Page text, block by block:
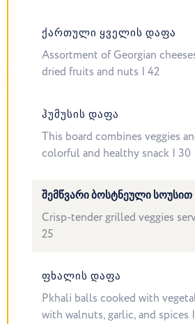
ᲥᲐᲠᲗᲣᲚᲘ ᲧᲕᲔᲚᲘᲡ ᲓᲐᲤᲐ
Assortment of Georgian
dried fruits and nuts | 42
ᲰᲣᲛᲣᲡᲘᲡ ᲓᲐᲤᲐ
This board combines veggies
colorful and healthy snack | 30
ᲨᲔᲛᲬᲕᲐᲠᲘ ᲑᲝᲡᲢᲜᲔᲣᲚᲘ ᲡᲝᲣᲡᲘᲗ
Crisp-tender grilled veggies
25
ᲤᲮᲐᲚᲘᲡ ᲓᲐᲤᲐ
Pkhali balls cooked with
with walnuts, garlic, and spices